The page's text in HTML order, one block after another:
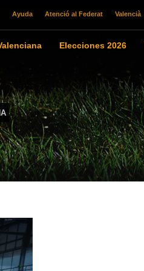
Ayuda Atenció al Federat Valencià
Elecciones 2026